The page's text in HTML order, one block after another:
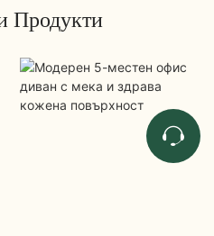
Продукти